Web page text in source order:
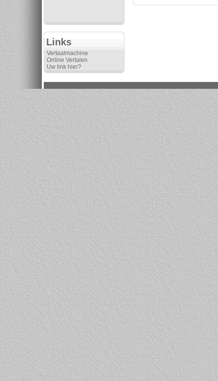
Links
Vertaalmachine
Online Vertalen
Uw link hier?